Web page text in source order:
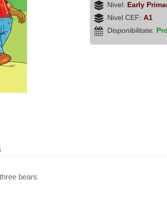
Nivel: Early
Nivel CEF:A1
Disponibilitate:
bears